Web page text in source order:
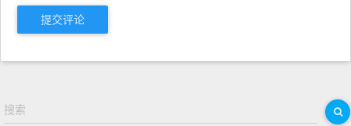
提交评论
搜索